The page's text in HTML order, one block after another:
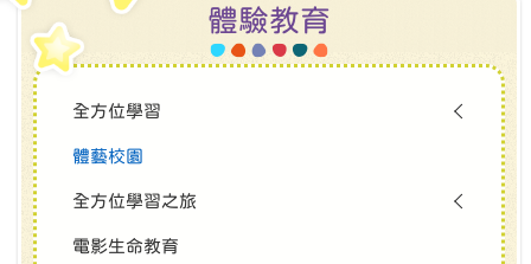
體驗教育
全方位學習
體藝校園
全方位學習之旅
電影生命教育